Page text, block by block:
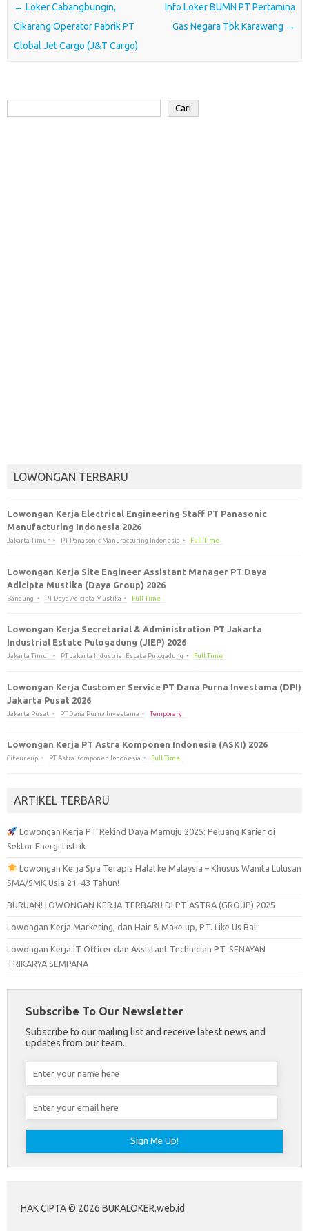
o
o
k
e
r
A
p
p
d
I
n
r
d
Post navigation
← Loker Cabangbungin,
Cikarang Operator Pabrik PT
Global Jet Cargo (J&T Cargo)
Info Loker BUMN PT Pertamina
Gas Negara Tbk Karawang →
Cari
Cari
LOWONGAN TERBARU
Lowongan Kerja Electrical Engineering Staff PT Panasonic
Manufacturing Indonesia 2026
Jakarta Timur PT Panasonic Manufacturing Indonesia Full Time
Lowongan Kerja Site Engineer Assistant Manager PT Daya
Adicipta Mustika (Daya Group) 2026
Bandung PT Daya Adicipta Mustika Full Time
Lowongan Kerja Secretarial & Administration PT Jakarta
Industrial Estate Pulogadung (JIEP) 2026
Jakarta Timur PT Jakarta Industrial Estate Pulogadung Full Time
Lowongan Kerja Customer Service PT Dana Purna Investama (DPI)
Jakarta Pusat 2026
Jakarta Pusat PT Dana Purna Investama Temporary
Lowongan Kerja PT Astra Komponen Indonesia (ASKI) 2026
Citeureup PT Astra Komponen Indonesia Full Time
ARTIKEL TERBARU
Lowongan Kerja PT Rekind Daya Mamuju 2025: Peluang Karier di
Sektor Energi Listrik
Lowongan Kerja Spa Terapis Halal ke Malaysia – Khusus Wanita Lulusan
SMA/SMK Usia 21–43 Tahun!
BURUAN! LOWONGAN KERJA TERBARU DI PT ASTRA (GROUP) 2025
Lowongan Kerja Marketing, dan Hair & Make up, PT. Like Us Bali
Lowongan Kerja IT Officer dan Assistant Technician PT. SENAYAN
TRIKARYA SEMPANA
Subscribe To Our Newsletter
Subscribe to our mailing list and receive latest news and
updates from our team.
HAK CIPTA © 2026 BUKALOKER.web.id